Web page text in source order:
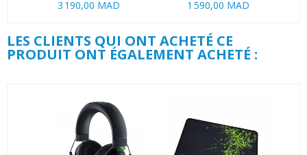
3 190,00 MAD 1 590,00 MAD
LES CLIENTS QUI ONT ACHETÉ CE
PRODUIT ONT ÉGALEMENT ACHETÉ :